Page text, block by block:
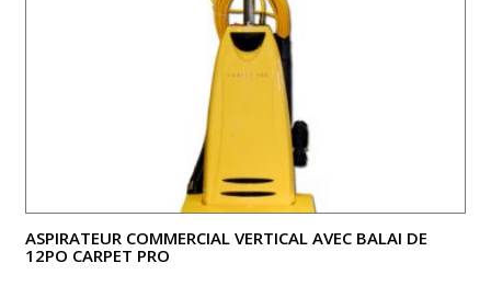
ASPIRATEUR COMMERCIAL VERTICAL AVEC BALAI DE
12PO CARPET PRO